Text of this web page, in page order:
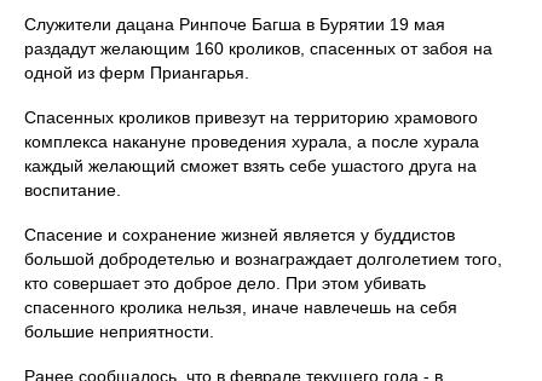
Служители дацана Ринпоче Багша в Бурятии 19 мая
раздадут желающим 160 кроликов, спасенных от забоя на
одной из ферм Приангарья.
Спасенных кроликов привезут на территорию храмового
комплекса накануне проведения хурала, а после хурала
каждый желающий сможет взять себе ушастого друга на
воспитание.
Спасение и сохранение жизней является у буддистов
большой добродетелью и вознаграждает долголетием того,
кто совершает это доброе дело. При этом убивать
спасенного кролика нельзя, иначе навлечешь на себя
большие неприятности.
Ранее сообщалось, что в феврале текущего года - в